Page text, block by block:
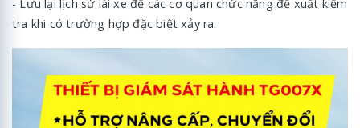
- Lưu lại lịch sử lái xe để các cơ quan chức năng đề xuất kiểm
tra khi có trường hợp đặc biệt xảy ra.